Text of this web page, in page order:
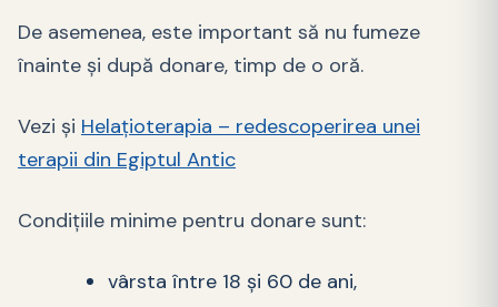
De asemenea, este important să nu fumeze
înainte şi după donare, timp de o oră.
Vezi și Helațioterapia – redescoperirea unei
terapii din Egiptul Antic
Condiţiile minime pentru donare sunt:
vârsta între 18 şi 60 de ani,